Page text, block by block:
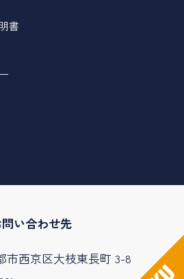
書
問い合わせ先
市西京区大枝東長町 3-8